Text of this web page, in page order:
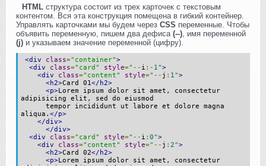
HTML структура состоит из трех карточек с текстовым
контентом. Вся эта конструкция помещена в гибкий контейнер.
Управлять карточками мы будем через CSS переменные. Чтобы
объявить переменную, пишем два дефиса (--) , имя переменной
(j) и указываем значение переменной (цифру).
<div class="container">
<div
class="card" style=" -- i :- 1 ">
<div
class="content" style=" -- j : 1 ">
<h2>Card 01</h2>
<p>Lorem ipsum dolor sit amet, consectetur
adipisicing elit, sed do eiusmod
tempor incididunt ut labore et dolore magna
aliqua. </p>
</div>
</div>
<div
class="card" style=" -- i : 0">
<div
class="content" style=" -- j : 2">
<h2>Card 02</h2>
<p>Lorem ipsum dolor sit amet, consectetur